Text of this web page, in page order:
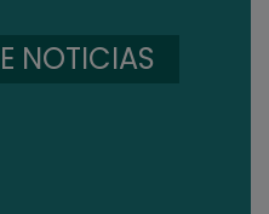
NOTICIAS